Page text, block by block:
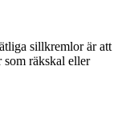
sillkremlor är att
räkskal eller